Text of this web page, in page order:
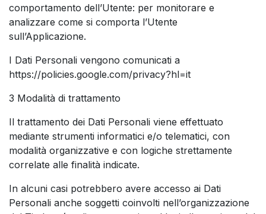
comportamento dell’Utente: per monitorare e
analizzare come si comporta l’Utente
sull’Applicazione.
I Dati Personali vengono comunicati a
https://policies.google.com/privacy?hl=it
3 Modalità di trattamento
Il trattamento dei Dati Personali viene effettuato
mediante strumenti informatici e/o telematici, con
modalità organizzative e con logiche strettamente
correlate alle finalità indicate.
In alcuni casi potrebbero avere accesso ai Dati
Personali anche soggetti coinvolti nell’organizzazione